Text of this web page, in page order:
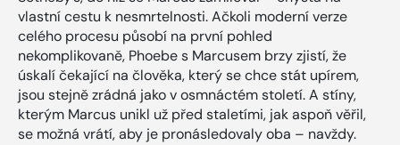
vlastní cestu k nesmrtelnosti. Ačkoli moderní verze
celého procesu působí na první pohled
nekomplikovaně, Phoebe s Marcusem brzy zjistí, že
úskalí čekající na člověka, který se chce stát upírem,
jsou stejně zrádná jako v osmnáctém století. A stíny,
kterým Marcus unikl už před staletími, jak aspoň věřil,
se možná vrátí, aby je pronásledovaly oba – navždy.